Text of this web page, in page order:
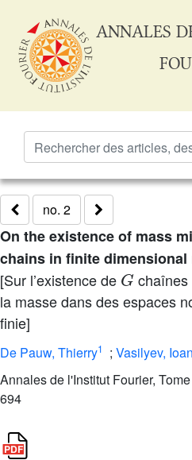
ANNALES
no. 2
On the existence of mass
chains in finite dimensional
[Sur l’existence de Gchaînes
la masse dans des espaces
finie]
De Pauw, Thierry1 ; Vasilyev,
Annales de l'Institut Fourier,
694